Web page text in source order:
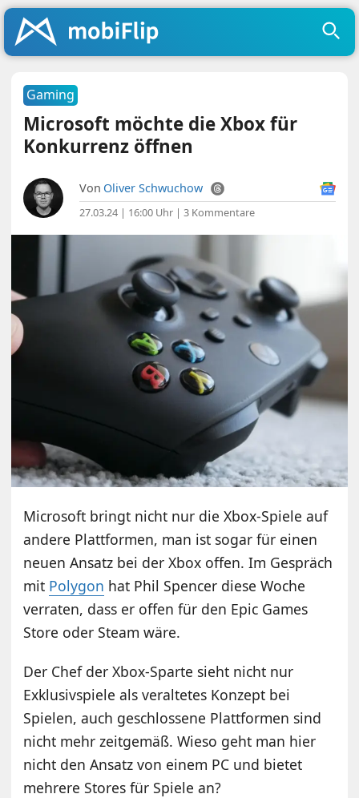
Gaming
Microsoft möchte die Xbox für
Konkurrenz öffnen
Von Oliver Schwuchow
27.03.24 | 16:00 Uhr |3 Kommentare
Microsoft bringt nicht nur die Xbox-Spiele auf
andere Plattformen, man ist sogar für einen
neuen Ansatz bei der Xbox offen. Im Gespräch
mit Polygon hat Phil Spencer diese Woche
verraten, dass er offen für den Epic Games
Store oder Steam wäre.
Der Chef der Xbox-Sparte sieht nicht nur
Exklusivspiele als veraltetes Konzept bei
Spielen, auch geschlossene Plattformen sind
nicht mehr zeitgemäß. Wieso geht man hier
nicht den Ansatz von einem PC und bietet
mehrere Stores für Spiele an?